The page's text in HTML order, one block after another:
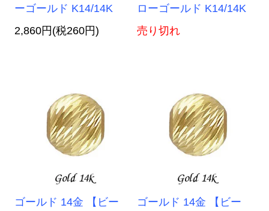
ーゴールド K14/14K
2,860円(税260円)
ローゴールド K14/14K
売り切れ
ゴールド 14金 【ビー
ゴールド 14金 【ビー